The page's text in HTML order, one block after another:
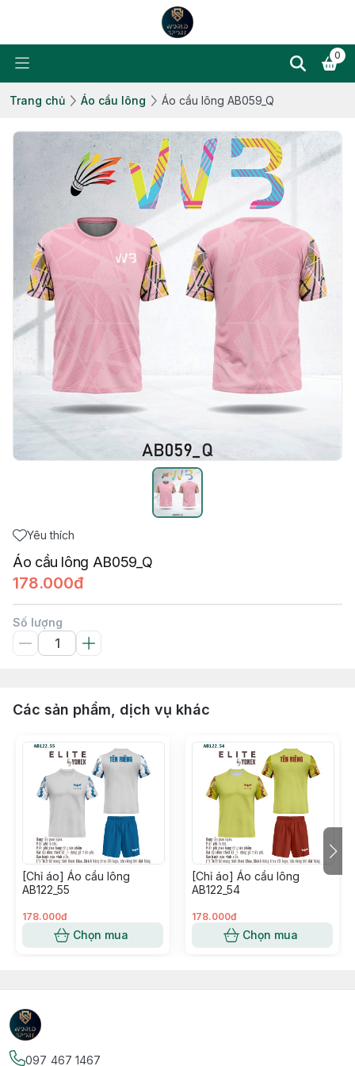
0
Trang chủ Áo cầu lông Áo cầu lông AB059_Q
Yêu thích
Áo cầu lông AB059_Q
178.000đ
Số lượng
Các sản phẩm, dịch vụ khác
[Chỉ áo] Áo cầu lông
AB122_55
178.000đ
Chọn mua
[Chỉ áo] Áo cầu lông
AB122_54
178.000đ
Chọn mua
097 467 1467